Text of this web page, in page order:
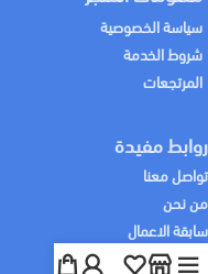
سياسة الخصوصية
شروط الخدمة
المرتجعات
روابط مفيدة
تواصل معنا
من نحن
سابقة الاعمال
خدماتنا